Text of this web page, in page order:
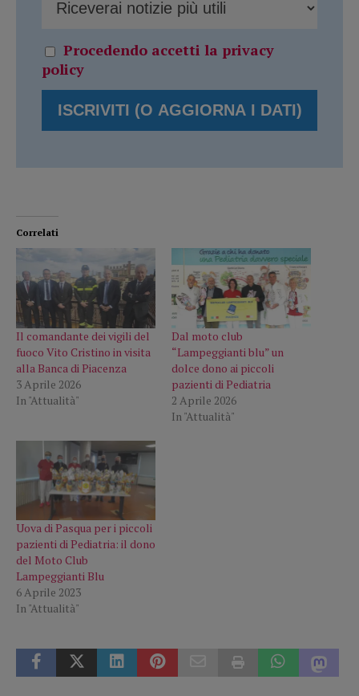
Procedendo accetti la privacy
policy
Correlati
Il comandante dei vigili del
fuoco Vito Cristino in visita
alla Banca di Piacenza
3 Aprile 2026
In "Attualità"
Dal moto club
“Lampeggianti blu” un
dolce dono ai piccoli
pazienti di Pediatria
2 Aprile 2026
In "Attualità"
Uova di Pasqua per i piccoli
pazienti di Pediatria: il dono
del Moto Club
Lampeggianti Blu
6 Aprile 2023
In "Attualità"